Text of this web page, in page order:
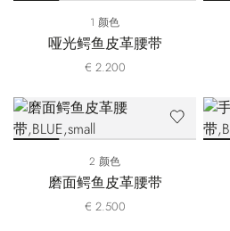
1 颜色
哑光鳄鱼皮革腰带
€ 2.200
2 颜色
磨面鳄鱼皮革腰带
€ 2.500